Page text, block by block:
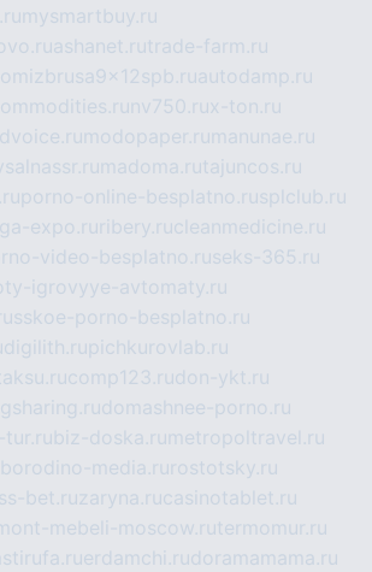
mysmartbuy.ru
ashanet.rutrade-farm.ru
autodamp.ru
nv750.rux-ton.ru
modopaper.ru manunae.ru
madoma.rutajuncos.ru
porno-online-besplatno.rusplclub.ru
expo.ru ribery.rucleanmedicine.ru
video-besplatno.ruseks-365.ru
igrovyye-avtomaty.ru
russkoe-porno-besplatno.ru
digilith.rupichkurovlab.ru
comp123.rudon-ykt.ru
domashnee-porno.ru
biz-doska.ru metropoltravel.ru
borodino-media.ru rostotsky.ru
bet.ruzaryna.rucasinotablet.ru
mebeli-moscow.rutermomur.ru
erdamchi.rudoramamama.ru